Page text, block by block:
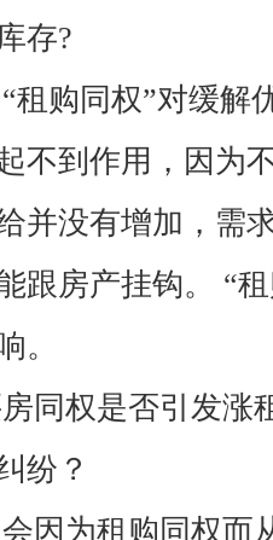
存?
租购同权”对缓解
不到作用，因为
并没有增加，需
跟房产挂钩。 “
。
房同权是否引发涨
纷？
会因为租购同权而